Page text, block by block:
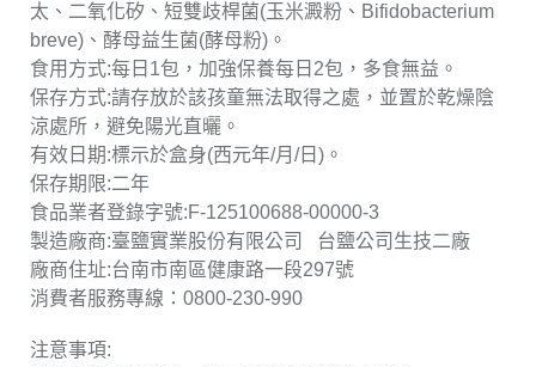
太、二氧化矽、短雙歧桿菌(玉米澱粉、Bifidobacterium
breve)、酵母益生菌(酵母粉)。
食用方式:每日1包，加強保養每日2包，多食無益。
保存方式:請存放於該孩童無法取得之處，並置於乾燥陰
涼處所，避免陽光直曬。
有效日期:標示於盒身(西元年/月/日)。
保存期限:二年
食品業者登錄字號:F-125100688-00000-3
製造廠商:臺鹽實業股份有限公司 台鹽公司生技二廠
廠商住址:台南市南區健康路一段297號
消費者服務專線：0800-230-990
注意事項: